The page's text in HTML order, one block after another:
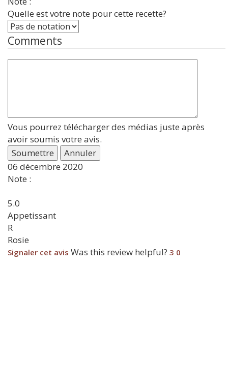
Quelle est votre note pour cette recette?
Comments
Vous pourrez télécharger des médias juste après
avoir soumis votre avis.
Soumettre
Annuler
06 décembre 2020
Note :
5.0
Appetissant
R
Rosie
Signaler cet avis Was this review helpful? 3 0